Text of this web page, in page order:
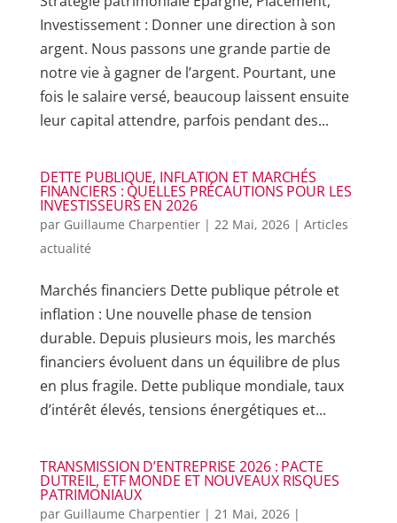
Investissement : Donner une direction à son
argent. Nous passons une grande partie de
notre vie à gagner de l’argent. Pourtant, une
fois le salaire versé, beaucoup laissent ensuite
leur capital attendre, parfois pendant des...
DETTE PUBLIQUE, INFLATION ET MARCHÉS
FINANCIERS : QUELLES PRÉCAUTIONS POUR LES
INVESTISSEURS EN 2026
par Guillaume Charpentier| 22 Mai, 2026| Articles
actualité
Marchés financiers Dette publique pétrole et
inflation : Une nouvelle phase de tension
durable. Depuis plusieurs mois, les marchés
financiers évoluent dans un équilibre de plus
en plus fragile. Dette publique mondiale, taux
d’intérêt élevés, tensions énergétiques et...
TRANSMISSION D’ENTREPRISE 2026 : PACTE
DUTREIL, ETF MONDE ET NOUVEAUX RISQUES
PATRIMONIAUX
par Guillaume Charpentier| 21 Mai, 2026|